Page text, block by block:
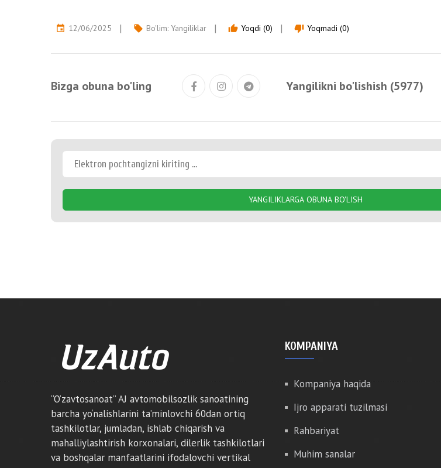
event 12/06/2025 local_offer Bo'lim: Yangiliklar thumb_up Yoqdi (0) thumb_down Yoqmadi (0)
Bizga obuna bo'ling Yangilikni bo'lishish (5977)
YANGILIKLARGA OBUNA BO'LISH
“O‘zavtosanoat” AJ avtomobilsozlik sanoatining
barcha yo‘nalishlarini ta’minlovchi 60dan ortiq
tashkilotlar, jumladan, ishlab chiqarish va
mahalliylashtirish korxonalari, dilerlik tashkilotlari
va boshqalar manfaatlarini ifodalovchi vertikal
KOMPANIYA
Kompaniya haqida
Ijro apparati tuzilmasi
Rahbariyat
Muhim sanalar